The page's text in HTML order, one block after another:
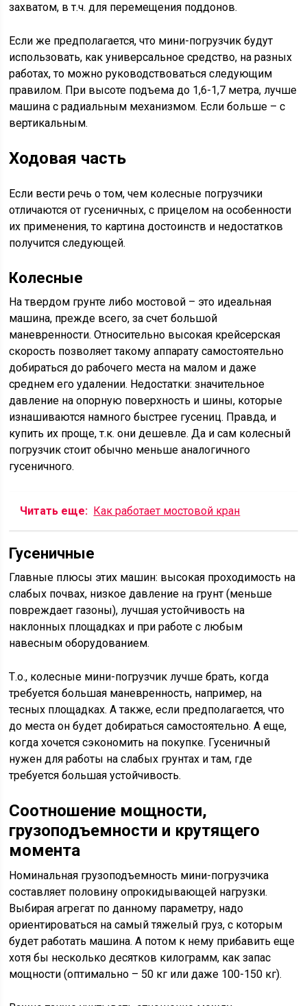
захватом, в т.ч. для перемещения поддонов.
Если же предполагается, что мини-погрузчик будут
использовать, как универсальное средство, на разных
работах, то можно руководствоваться следующим
правилом. При высоте подъема до 1,6-1,7 метра, лучше
машина с радиальным механизмом. Если больше – с
вертикальным.
Ходовая часть
Если вести речь о том, чем колесные погрузчики
отличаются от гусеничных, с прицелом на особенности
их применения, то картина достоинств и недостатков
получится следующей.
Колесные
На твердом грунте либо мостовой – это идеальная
машина, прежде всего, за счет большой
маневренности. Относительно высокая крейсерская
скорость позволяет такому аппарату самостоятельно
добираться до рабочего места на малом и даже
среднем его удалении. Недостатки: значительное
давление на опорную поверхность и шины, которые
изнашиваются намного быстрее гусениц. Правда, и
купить их проще, т.к. они дешевле. Да и сам колесный
погрузчик стоит обычно меньше аналогичного
гусеничного.
Читать еще: Как работает мостовой кран
Гусеничные
Главные плюсы этих машин: высокая проходимость на
слабых почвах, низкое давление на грунт (меньше
повреждает газоны), лучшая устойчивость на
наклонных площадках и при работе с любым
навесным оборудованием.
Т.о., колесные мини-погрузчик лучше брать, когда
требуется большая маневренность, например, на
тесных площадках. А также, если предполагается, что
до места он будет добираться самостоятельно. А еще,
когда хочется сэкономить на покупке. Гусеничный
нужен для работы на слабых грунтах и там, где
требуется большая устойчивость.
Соотношение мощности,
грузоподъемности и крутящего
момента
Номинальная грузоподъемность мини-погрузчика
составляет половину опрокидывающей нагрузки.
Выбирая агрегат по данному параметру, надо
ориентироваться на самый тяжелый груз, с которым
будет работать машина. А потом к нему прибавить еще
хотя бы несколько десятков килограмм, как запас
мощности (оптимально – 50 кг или даже 100-150 кг).